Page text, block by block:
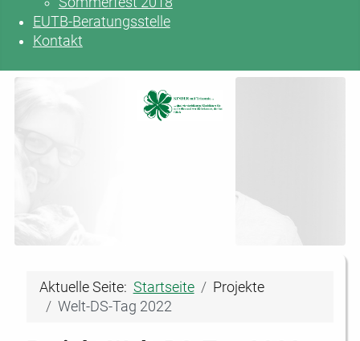
EUTB-Beratungsstelle
Kontakt
Aktuelle Seite: Startseite
Projekte
Welt-DS-Tag 2022